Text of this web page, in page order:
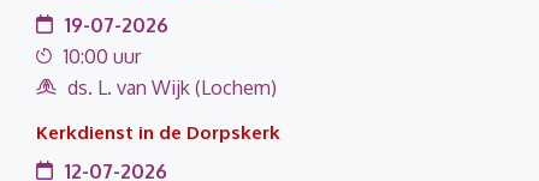
19-07-2026
10:00 uur
ds. L. van Wijk (Lochem)
Kerkdienst in de Dorpskerk
12-07-2026